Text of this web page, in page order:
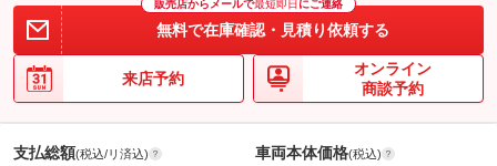
販売店からメールで最短即日 にご連絡
無料で在庫確認・見積り依頼する
来店予約
オンライン
商談予約
支払総額(税込/リ済込) 車両本体価格(税込)